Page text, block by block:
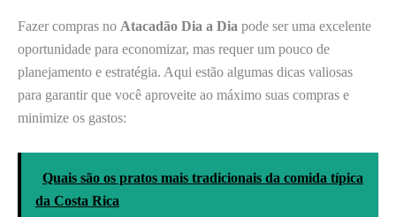
Fazer compras no Atacadão Dia a Dia pode ser uma excelente
oportunidade para economizar, mas requer um pouco de
planejamento e estratégia. Aqui estão algumas dicas valiosas
para garantir que você aproveite ao máximo suas compras e
minimize os gastos:
Quais são os pratos mais tradicionais da comida típica
da Costa Rica